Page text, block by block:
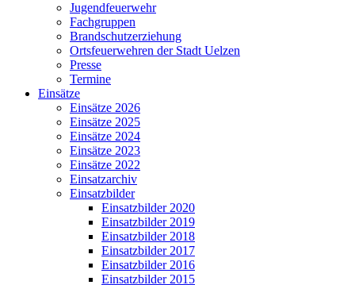
Jugendfeuerwehr
Fachgruppen
Brandschutzerziehung
Ortsfeuerwehren der Stadt Uelzen
Presse
Termine
Einsätze
Einsätze 2026
Einsätze 2025
Einsätze 2024
Einsätze 2023
Einsätze 2022
Einsatzarchiv
Einsatzbilder
Einsatzbilder 2020
Einsatzbilder 2019
Einsatzbilder 2018
Einsatzbilder 2017
Einsatzbilder 2016
Einsatzbilder 2015